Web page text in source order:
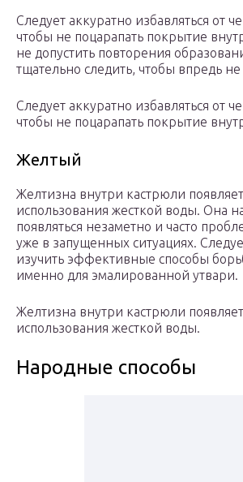
Следует аккуратно избавляться от
чтобы не поцарапать покрытие
не допустить повторения
тщательно следить, чтобы впредь
Следует аккуратно избавляться от
чтобы не поцарапать покрытие
Желтый
Желтизна внутри кастрюли
использования жесткой воды. Она
появляться незаметно и часто
уже в запущенных ситуациях.
изучить эффективные способы
именно для эмалированной утвари.
Желтизна внутри кастрюли
использования жесткой воды.
Народные способы